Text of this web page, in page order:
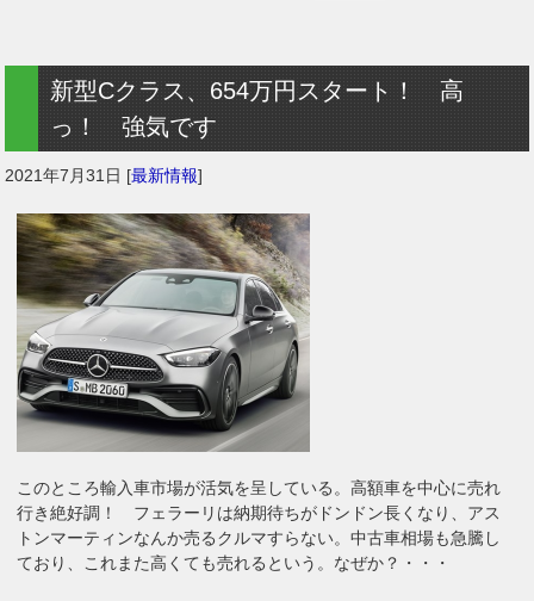
新型Cクラス、654万円スタート！ 高
っ！ 強気です
2021年7月31日 [最新情報]
このところ輸入車市場が活気を呈している。高額車を中心に売れ
行き絶好調！ フェラーリは納期待ちがドンドン長くなり、アス
トンマーティンなんか売るクルマすらない。中古車相場も急騰し
ており、これまた高くても売れるという。なぜか？・・・